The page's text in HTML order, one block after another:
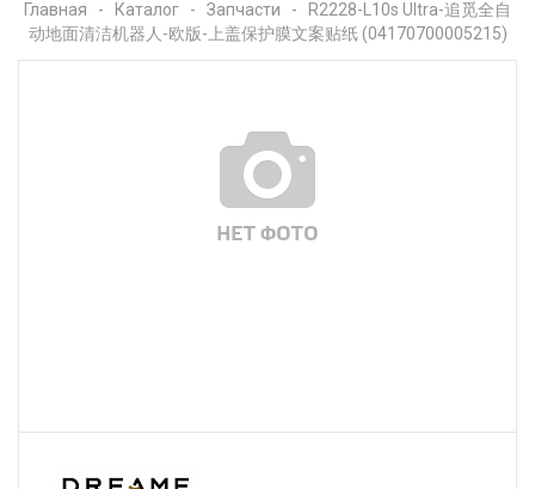
Главная - Каталог - Запчасти -
R2228-L10s Ultra-追觅全自
动地面清洁机器人-欧版-上盖保护膜文案贴纸 (04170700005215)